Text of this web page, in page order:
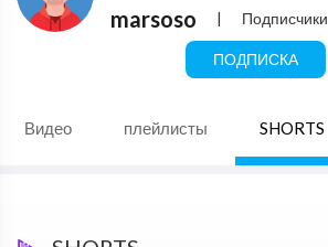
marsoso | Подписчики
ПОДПИСКА
Видео плейлисты SHORTS